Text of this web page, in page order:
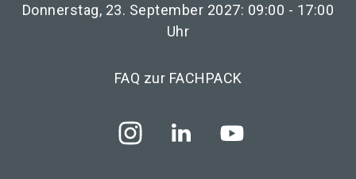
Donnerstag, 23. September 2027: 09:00 - 17:00
Uhr
FAQ zur FACHPACK